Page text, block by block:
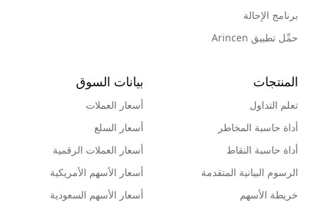
برنامج الإحالة
حمِّل تطبيق Arincen
المنتجات
تعلم التداول
أداة حاسبة المخاطر
أداة حاسبة النقاط
الرسوم البيانية المتقدمة
خريطة الأسهم
بيانات السوق
أسعار العملات
أسعار السلع
أسعار العملات الرقمية
أسعار الأسهم الأمريكية
أسعار الأسهم السعودية